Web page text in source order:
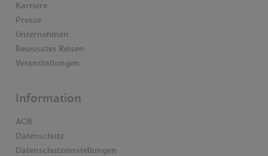
Karriere
Presse
Unternehmen
Bewusstes Reisen
Veranstaltungen
Information
AGB
Datenschutz
Datenschutzeinstellungen